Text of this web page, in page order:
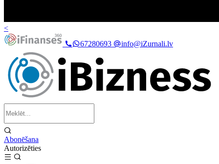
<
67280693
info@iZurnali.lv
Abonēšana
Autorizēties